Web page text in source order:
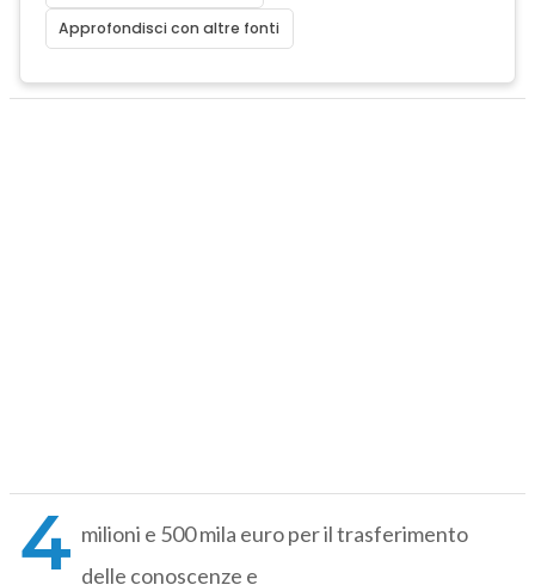
Approfondisci con altre fonti
4 milioni e 500 mila euro per il trasferimento
delle conoscenze e